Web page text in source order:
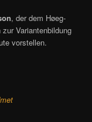
, der dem Høeg-
Variantenbildung
vorstellen.